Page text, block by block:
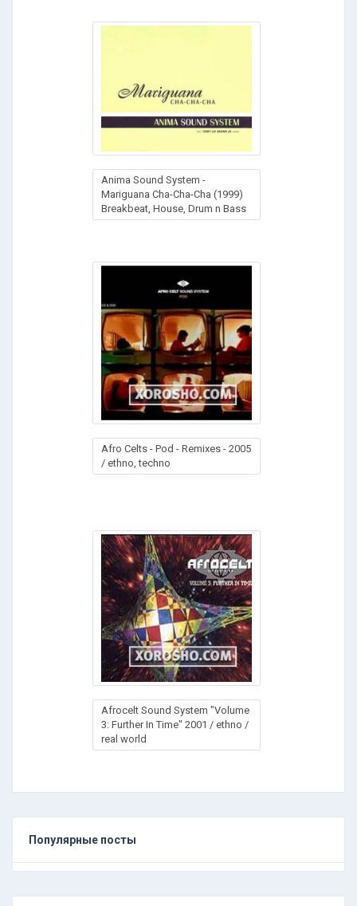
Anima Sound System -
Mariguana Cha-Cha-Cha (1999)
Breakbeat, House, Drum n Bass
Afro Celts - Pod - Remixes - 2005
/ ethno, techno
Afrocelt Sound System "Volume
3: Further In Time" 2001 / ethno /
real world
Популярные посты